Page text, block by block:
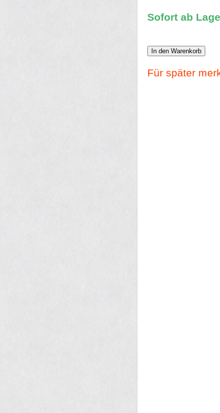
Sofort ab
In den Warenkorb
Für später